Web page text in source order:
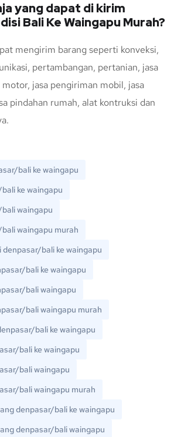
yang dapat di kirim
Bali Ke Waingapu Murah?
mengirim barang seperti konveksi,
pertambangan, pertanian, jasa
jasa pengiriman mobil, jasa
pindahan rumah, alat kontruksi dan
bali ke waingapu
ke waingapu
waingapu
waingapu murah
denpasar/bali ke waingapu
bali ke waingapu
bali waingapu
bali waingapu murah
bali ke waingapu
bali ke waingapu
bali waingapu
bali waingapu murah
denpasar/bali ke waingapu
denpasar/bali waingapu